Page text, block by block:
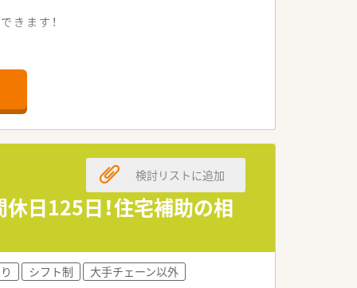
きます！
日125日！住宅補助の相
検討リストに追加
シフト制 大手チェーン以外